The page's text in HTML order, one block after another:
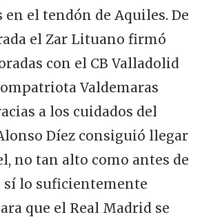
en el tendón de Aquiles. De
el Zar Lituano firmó
con el CB Valladolid
Valdemaras
a los cuidados del
Díez consiguió llegar
no tan alto como antes de
sí lo suficientemente
que el Real Madrid se